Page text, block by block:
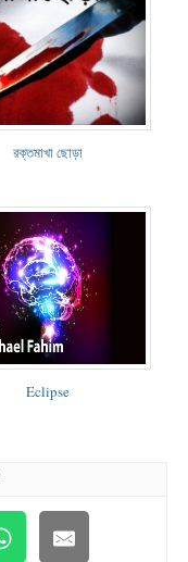
রক্তমাখা ছোড়া
Eclipse